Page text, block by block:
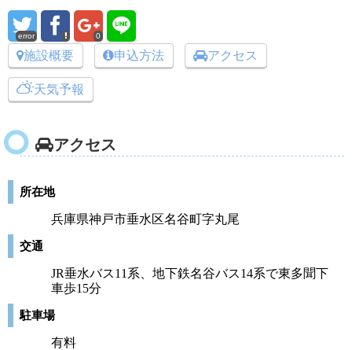
error 0
施設概要 申込方法 アクセス
天気予報
アクセス
所在地
兵庫県神戸市垂水区名谷町字丸尾
交通
JR垂水バス11系、地下鉄名谷バス14系で東多聞下
車歩15分
駐車場
有料